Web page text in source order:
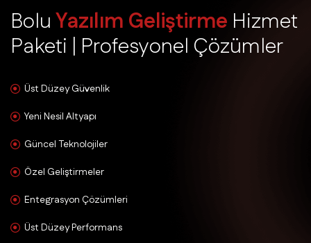
BoluYazılım Geliştirme Hizmet
Paketi | Profesyonel Çözümler
Üst Düzey Güvenlik
Yeni Nesil Altyapı
Güncel Teknolojiler
Özel Geliştirmeler
Entegrasyon Çözümleri
Üst Düzey Performans